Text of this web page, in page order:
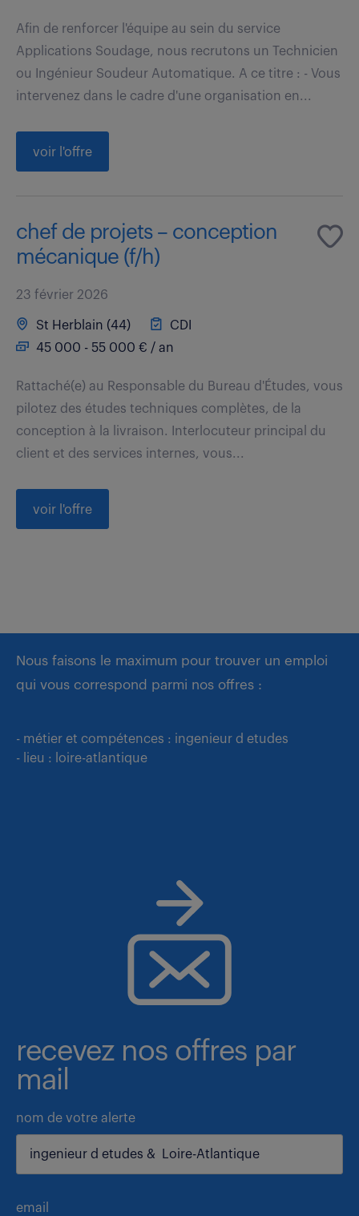
Afin de renforcer l'équipe au sein du service
Applications Soudage, nous recrutons un Technicien
ou Ingénieur Soudeur Automatique. A ce titre : - Vous
intervenez dans le cadre d'une organisation en...
voir l'offre
chef de projets – conception
mécanique (f/h)
23 février 2026
St Herblain (44)
CDI
45 000 - 55 000 € / an
Rattaché(e) au Responsable du Bureau d'Études, vous
pilotez des études techniques complètes, de la
conception à la livraison. Interlocuteur principal du
client et des services internes, vous...
voir l'offre
Nous faisons le maximum pour trouver un emploi
qui vous correspond parmi nos offres :
- métier et compétences : ingenieur d etudes
- lieu : loire-atlantique
recevez nos offres par
mail
nom de votre alerte
email